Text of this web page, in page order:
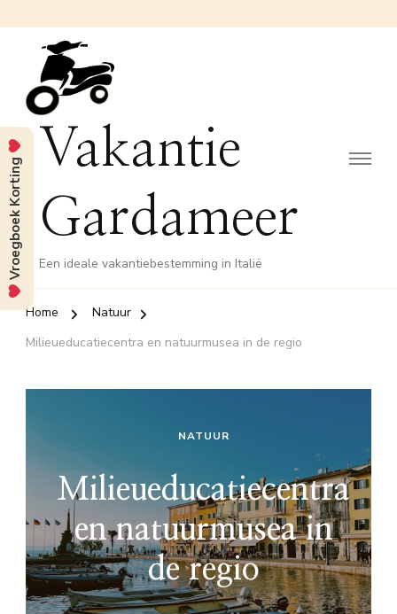
Vakantie
Gardameer
Een ideale vakantiebestemming in Italië
Home
Natuur
Milieueducatiecentra en natuurmusea in de regio
NATUUR
Milieueducatiecentra
en natuurmusea in
de regio
Vroegboek Korting